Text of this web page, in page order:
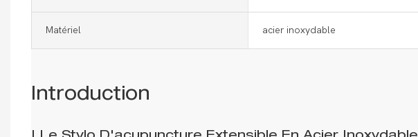
Matériel acier inoxydable
Introduction